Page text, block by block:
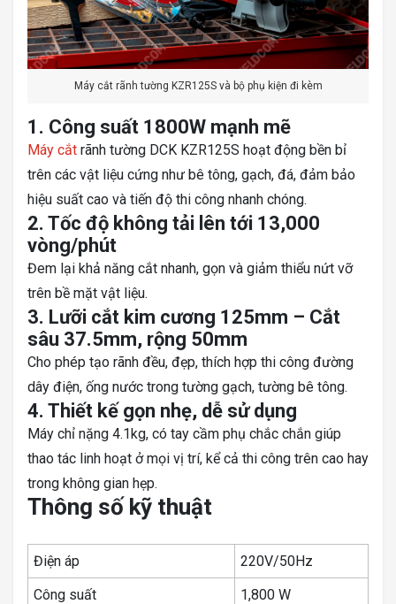
Máy cắt rãnh tường KZR125S và bộ phụ kiện đi kèm
1. Công suất 1800W mạnh mẽ
Máy cắt rãnh tường DCK KZR125S hoạt động bền bỉ
trên các vật liệu cứng như bê tông, gạch, đá, đảm bảo
hiệu suất cao và tiến độ thi công nhanh chóng.
2. Tốc độ không tải lên tới 13,000
vòng/phút
Đem lại khả năng cắt nhanh, gọn và giảm thiểu nứt vỡ
trên bề mặt vật liệu.
3. Lưỡi cắt kim cương 125mm – Cắt
sâu 37.5mm, rộng 50mm
Cho phép tạo rãnh đều, đẹp, thích hợp thi công đường
dây điện, ống nước trong tường gạch, tường bê tông.
4. Thiết kế gọn nhẹ, dễ sử dụng
Máy chỉ nặng 4.1kg, có tay cầm phụ chắc chắn giúp
thao tác linh hoạt ở mọi vị trí, kể cả thi công trên cao hay
trong không gian hẹp.
Thông số kỹ thuật
Điện áp
220V/50Hz
Công suất
1,800 W